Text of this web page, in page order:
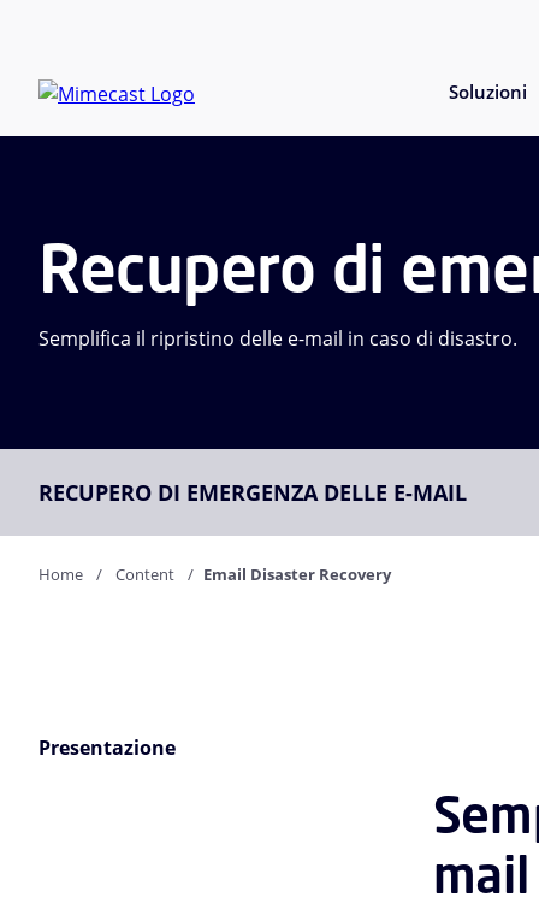
Soluzioni
Recupero di
Semplifica il ripristino delle e-mail in caso di disastro.
RECUPERO DI EMERGENZA DELLE E-MAIL
Home Content Email Disaster Recovery
Presentazione
mail